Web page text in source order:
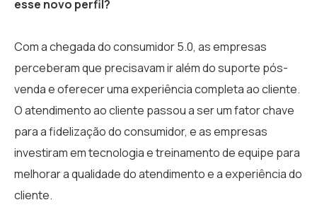
esse novo perfil?
Com a chegada do consumidor 5.0, as empresas
perceberam que precisavam ir além do suporte pós-
venda e oferecer uma experiência completa ao cliente.
O atendimento ao cliente passou a ser um fator chave
para a fidelização do consumidor, e as empresas
investiram em tecnologia e treinamento de equipe para
melhorar a qualidade do atendimento e a experiência do
cliente.